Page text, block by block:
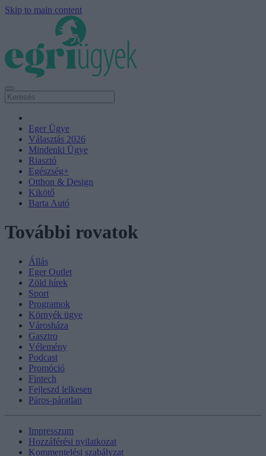
Skip to main content
Eger Ügye
Választás 2026
Mindenki Ügye
Riasztó
Egészség+
Otthon & Design
Kikötő
Barta Autó
További rovatok
Állás
Eger Outlet
Zöld hírek
Sport
Programok
Környék ügye
Városháza
Gasztro
Vélemény
Podcast
Promóció
Fintech
Fejleszd lelkesen
Páros-páratlan
Impresszum
Hozzáférési nyilatkozat
Kommentelési szabályzat